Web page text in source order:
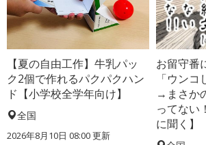
【夏の自由工作】牛乳パッ
ク2個で作れるパクパクハン
ド【小学校全学年向け】
全国
2026年8月10日 08:00更新
お留守番
「ウンコ
→まさか
ってない
に聞く】